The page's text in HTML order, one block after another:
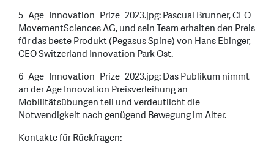
5_Age_Innovation_Prize_2023.jpg: Pascual Brunner, CEO
MovementSciences AG, und sein Team erhalten den Preis
für das beste Produkt (Pegasus Spine) von Hans Ebinger,
CEO Switzerland Innovation Park Ost.
6_Age_Innovation_Prize_2023.jpg: Das Publikum nimmt
an der Age Innovation Preisverleihung an
Mobilitätsübungen teil und verdeutlicht die
Notwendigkeit nach genügend Bewegung im Alter.
Kontakte für Rückfragen: